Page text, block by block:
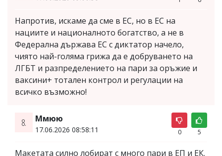
Напротив, искаме да сме в ЕС, но в ЕС на
нациите и националното богатство, а не в
Федерална държава ЕС с диктатор начело,
чиято най-голяма грижа да е добруването на
ЛГБТ и разпределението на пари за оръжие и
ваксини+ тотален контрол и регулации на
всичко възможно!
8. Ммюю
17.06.2026 08:58:11 0 5
Макетата силно лобират с много пари в ЕП и ЕК.